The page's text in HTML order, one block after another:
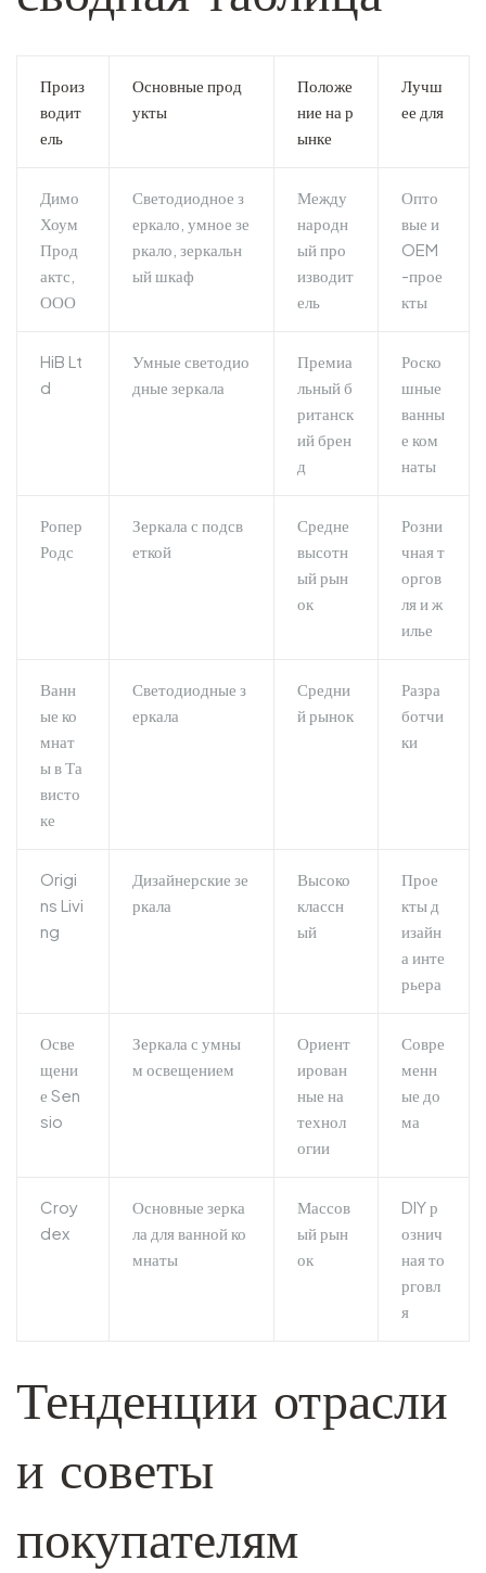
Произ
водит
ель
Основные прод
укты
Положе
ние на р
ынке
Лучш
ее для
Димо
Хоум
Прод
актс,
ООО
Светодиодное з
еркало, умное зе
ркало, зеркальн
ый шкаф
Между
народн
ый про
изводит
ель
Опто
вые и
OEM
-прое
кты
HiB Lt
d
Умные светодио
дные зеркала
Премиа
льный б
ританск
ий брен
д
Роско
шные
ванны
е ком
наты
Ропер
Родс
Зеркала с подсв
еткой
Средне
высотн
ый рын
ок
Розни
чная т
оргов
ля и ж
илье
Ванн
ые ко
мнат
ы в Та
висто
ке
Светодиодные з
еркала
Средни
й рынок
Разра
ботчи
ки
Origi
ns Livi
ng
Дизайнерские зе
ркала
Высоко
классн
ый
Прое
кты д
изайн
а инте
рьера
Осве
щени
е Sen
sio
Зеркала с умны
м освещением
Ориент
ирован
ные на
технол
огии
Совре
менн
ые до
ма
Croy
dex
Основные зерка
ла для ванной ко
мнаты
Массов
ый рын
ок
DIY р
ознич
ная то
рговл
я
Тенденции отрасли
и советы
покупателям